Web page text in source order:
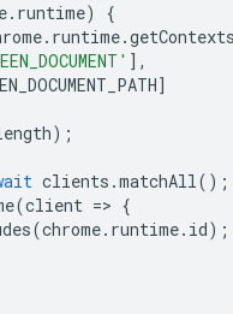
. runtime)
{
. runtime.
],
]
);
clients .matchAll();
(client => {
(chrome. runtime. id);